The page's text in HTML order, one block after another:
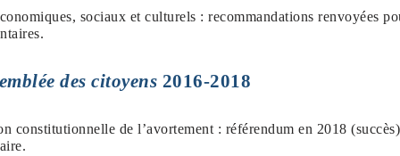
sociaux et culturels : recommandations renvoyées
des citoyens 2016-2018
constitutionnelle de l’avortement : référendum en 2018